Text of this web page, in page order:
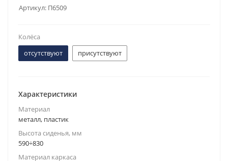
Артикул: П6509
Колёса
отсутствуют
присутствуют
Характеристики
Материал
металл, пластик
Высота сиденья, мм
590÷830
Материал каркаса